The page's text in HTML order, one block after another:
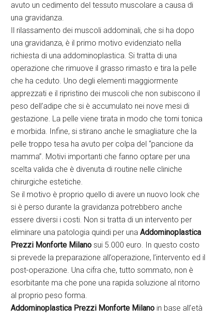
avuto un cedimento del tessuto muscolare a causa di
una gravidanza.
Il rilassamento dei muscoli addominali, che si ha dopo
una gravidanza, è il primo motivo evidenziato nella
richiesta di una addominoplastica. Si tratta di una
operazione che rimuove il grasso rimasto e tira la pelle
che ha ceduto. Uno degli elementi maggiormente
apprezzati e il ripristino dei muscoli che non subiscono il
peso dell’adipe che si è accumulato nei nove mesi di
gestazione. La pelle viene tirata in modo che torni tonica
e morbida. Infine, si stirano anche le smagliature che la
pelle troppo tesa ha avuto per colpa del “pancione da
mamma”. Motivi importanti che fanno optare per una
scelta valida che è divenuta di routine nelle cliniche
chirurgiche estetiche.
Se il motivo è proprio quello di avere un nuovo look che
si è perso durante la gravidanza potrebbero anche
essere diversi i costi. Non si tratta di un intervento per
eliminare una patologia quindi per unaAddominoplastica
Prezzi Monforte Milano sui 5.000 euro. In questo costo
si prevede la preparazione all’operazione, l’intervento ed il
post-operazione. Una cifra che, tutto sommato, non è
esorbitante ma che pone una rapida soluzione al ritorno
al proprio peso forma.
Addominoplastica Prezzi Monforte Milano in base all’età